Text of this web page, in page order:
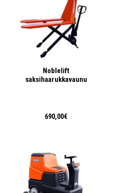
Noblelift
saksihaarukkavaunu
690,00€